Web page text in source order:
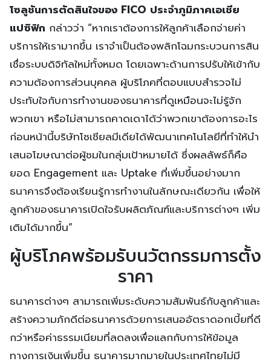
โซลูชันการตัดสินใจของ FICO ประจำภูมิภาคเอเชีย
แปซิฟิก กล่าวว่า “หากเราต้องการให้ลูกค้าเลือกจ่ายค่า
บริการให้เรามากขึ้น เราจำเป็นต้องพลิกโฉมกระบวนการสิน
เชื่อระบบดิจิทัลใหม่ทั้งหมด โดยเฉพาะด้านการปรับให้เข้ากับ
ความต้องการส่วนบุคคล ผู้บริโภคที่ตอบแบบสำรวจไม่
ประทับใจกับการทำงานของธนาคารที่ดูเหมือนจะไม่รู้จัก
พวกเขา หรือไม่สามารถคาดเดาได้ว่าพวกเขาต้องการอะไร
ก่อนหน้านี้บริษัทโซเชียลมีเดียได้พัฒนาเทคโนโลยีที่ทำให้นำ
เสนอโฆษณาต่อผู้ชมในกลุ่มเป้าหมายได้ ซึ่งผลลัพธ์ก็คือ
ยอด Engagement และ Uptake ที่เพิ่มขึ้นอย่างมาก
ธนาคารจึงต้องเรียนรู้การทำงานในลักษณะเดียวกัน เพื่อให้
ลูกค้าของธนาคารเปิดใจรับผลิตภัณฑ์และบริการต่างๆ เพิ่ม
เติมได้มากขึ้น”
ผู้บริโภคพร้อมรับนวัตกรรมการตั้ง
ราคา
ธนาคารต่างๆ สามารถเพิ่มระดับความสัมพันธ์กับลูกค้าและ
สร้างความภักดีต่อธนาคารด้วยการเสนออัตราดอกเบี้ยที่ดี
กว่าหรือค่าธรรมเนียมที่ลดลงเพื่อแลกกับการให้ข้อมูล
ทางการเงินเพิ่มขึ้น ธนาคารมากมายในประเทศไทยไม่มี